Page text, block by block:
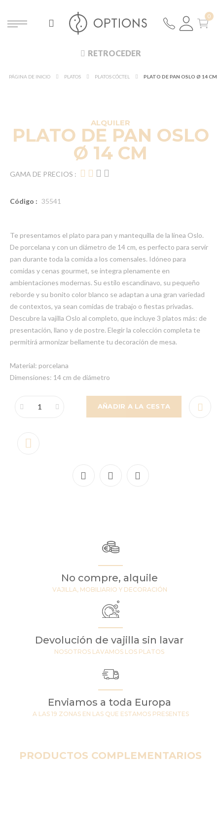
RETROCEDER
PÁGINA DE INICIO PLATOS PLATOS CÓCTEL PLATO DE PAN OSLO Ø 14 CM
ALQUILER
PLATO DE PAN OSLO
Ø 14 CM
GAMA DE PRECIOS :
Código : 35541
Te presentamos el plato para pan y mantequilla de la línea Oslo.
De porcelana y con un diámetro de 14 cm, es perfecto para servir
pan durante toda la comida a los comensales. Idóneo para
comidas y cenas gourmet, se integra plenamente en
ambientaciones modernas. Su estilo escandinavo, su pequeño
reborde y su bonito color blanco se adaptan a una gran variedad
de contextos, ya sean comidas de trabajo o fiestas privadas.
Descubre la vajilla Oslo al completo, que incluye 3 platos más: de
presentación, llano y de postre. Elegir la colección completa te
permitirá armonizar bellamente tu decoración de mesa.
Material: porcelana
Dimensiones: 14 cm de diámetro
AÑADIR A LA CESTA
No compre, alquile
VAJILLA, MOBILIARIO Y DECORACIÓN
Devolución de vajilla sin lavar
NOSOTROS LAVAMOS LOS PLATOS
Enviamos a toda Europa
A LAS 19 ZONAS EN LAS QUE ESTAMOS PRESENTES
PRODUCTOS COMPLEMENTARIOS